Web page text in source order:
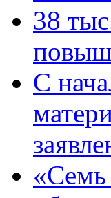
38
С
«Семь